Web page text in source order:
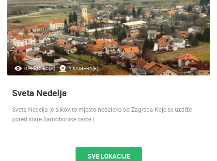
0 PREGLED(A) 1 KAMERA(E)
Sveta Nedelja
Sveta Nedelja je slikovito mjesto nedaleko od Zagreba Koje se uzdiže
pored stare Samoborske ceste i…
SVE LOKACIJE